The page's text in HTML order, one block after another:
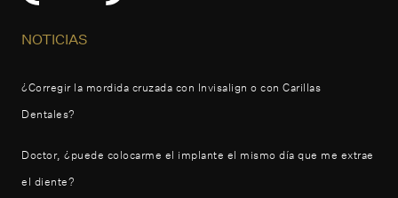
NOTICIAS
¿Corregir la mordida cruzada con Invisalign o con Carillas
Dentales?
Doctor, ¿puede colocarme el implante el mismo día que me extrae
el diente?